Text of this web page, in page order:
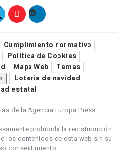
Cumplimiento normativo
Política de Cookies
Mapa Web
Temas
Loteria de navidad
estatal
de la Agencia Europa Press.
prohibida la redistribución
los contenidos de esta web sin su
consentimiento.